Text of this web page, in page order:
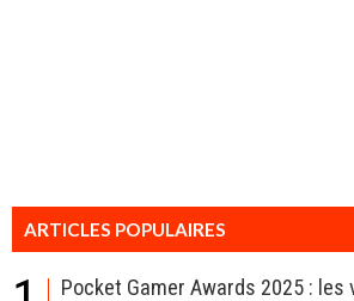
ARTICLES POPULAIRES
Pocket Gamer Awards 2025 :